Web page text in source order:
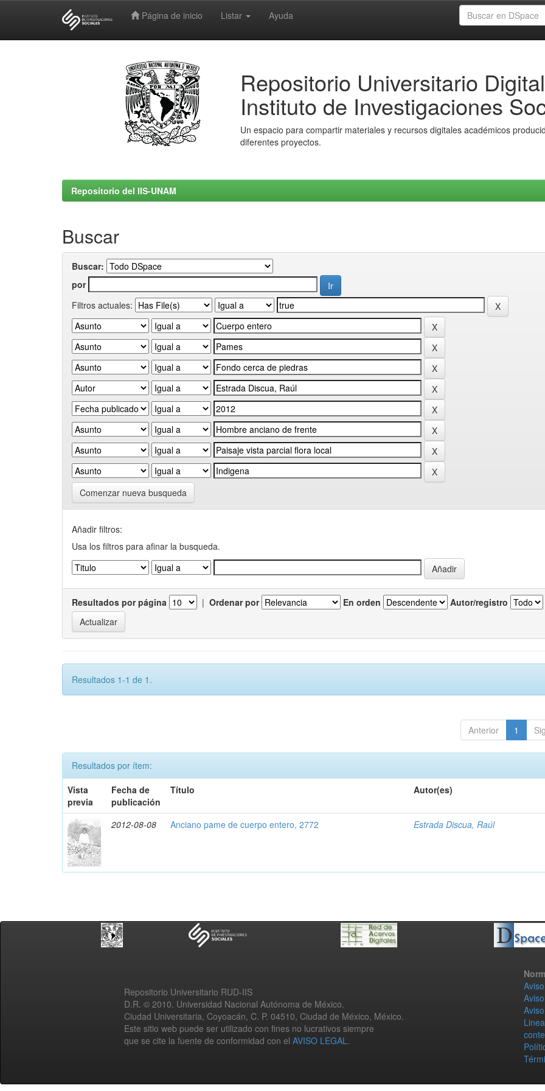
Página de inicio Listar Ayuda
Repositorio Universitario Digital
Instituto de Investigaciones
Un espacio para compartir materiales y recursos digitales académicos
diferentes proyectos.
Repositorio del IIS-UNAM
Buscar
Buscar:
por
Filtros actuales:
Comenzar nueva busqueda
Añadir filtros:
Usa los filtros para afinar la busqueda.
Resultados por página | Ordenar por En orden Autor/registro
Resultados 1-1 de 1.
Anterior 1
Resultados por ítem:
Vista
previa
Fecha de
publicación
Título Autor(es)
2012-08-08 Anciano pame de cuerpo entero, 2772 Estrada Discua, Raúl
Repositorio Universitario RUD-IIS
D.R. © 2010. Universidad Nacional Autónoma de México.
Ciudad Universitaria, Coyoacán, C. P. 04510, Ciudad de México, México.
Este sitio web puede ser utilizado con fines no lucrativos siempre
que se cite la fuente de conformidad con el AVISO LEGAL.